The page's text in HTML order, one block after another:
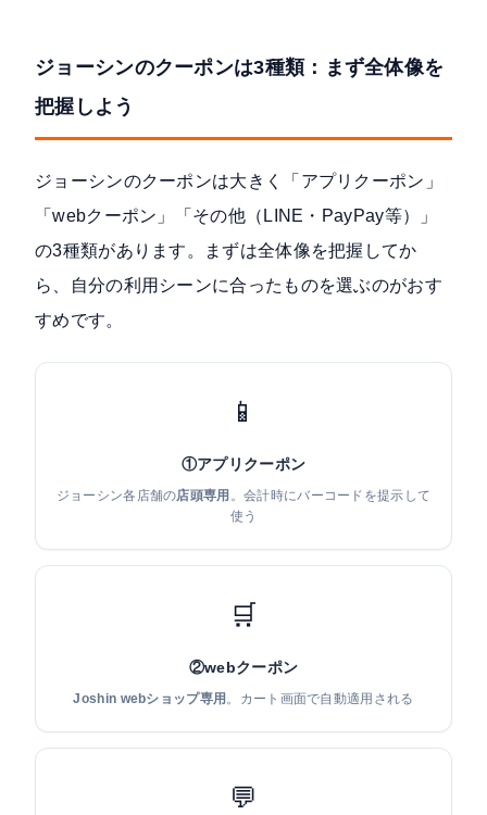
ジョーシンのクーポンは3種類：まず全体像を
把握しよう
ジョーシンのクーポンは大きく「アプリクーポン」
「webクーポン」「その他（LINE・PayPay等）」
の3種類があります。まずは全体像を把握してか
ら、自分の利用シーンに合ったものを選ぶのがおす
すめです。
📱
①アプリクーポン
ジョーシン各店舗の店頭専用 。会計時にバーコードを提示して
使う
🛒
②webクーポン
Joshin webショップ専用 。カート画面で自動適用される
💬